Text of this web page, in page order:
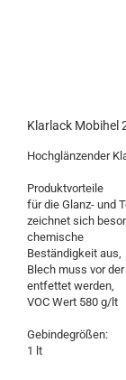
Klarlack Mobihel
Hochglänzender
Produktvorteile
für die Glanz- und
zeichnet sich
chemische
Beständigkeit aus,
Blech muss vor
entfettet werden,
VOC Wert 580 g/lt
Gebindegrößen:
1 lt